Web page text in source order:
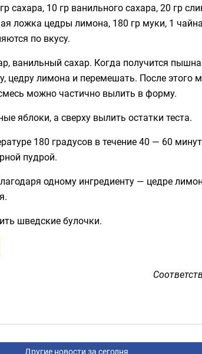
сахара, 10 гр ванильного сахара, 20 гр
ложка цедры лимона, 180 гр муки, 1
по вкусу.
ванильный сахар. Когда получится
цедру лимона и перемешать. После этого
можно частично вылить в форму.
яблоки, а сверху вылить остатки теста.
180 градусов в течение 40 — 60
пудрой.
одному ингредиенту — цедре
шведские булочки.
Другие новости за сегодня